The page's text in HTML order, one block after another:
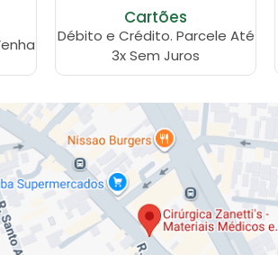
Cartões
Débito e Crédito. Parcele Até
3x Sem Juros